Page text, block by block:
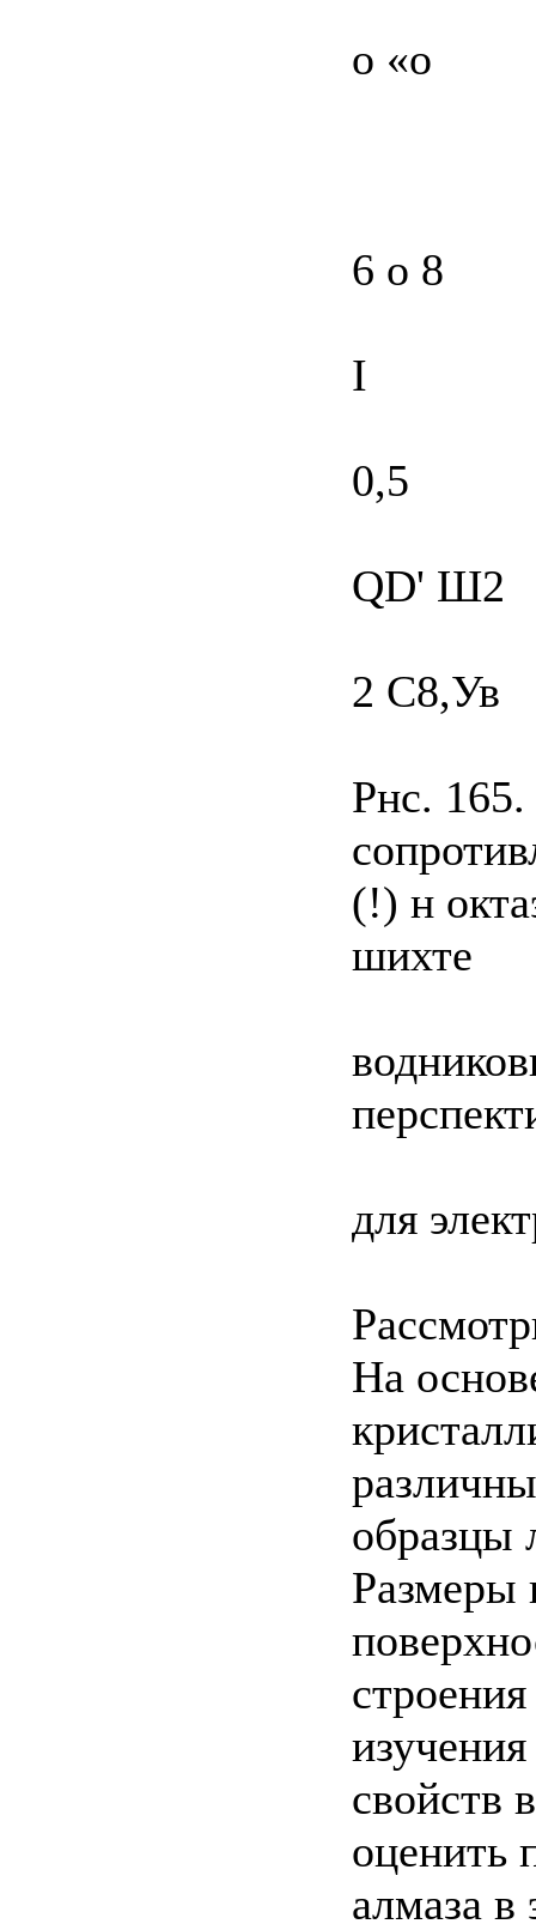
о «о
6 о 8
І
0,5
QD' Ш2
2 С8,Ув
Рнс.
(!) н
шихте
для
На
образцы
Размеры
свойств
оценить
алмаза в